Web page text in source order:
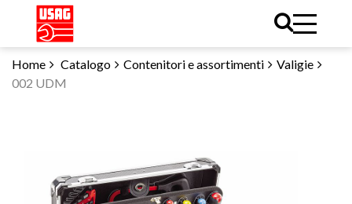
Home Catalogo Contenitori e assortimenti
Valigie
002 UDM